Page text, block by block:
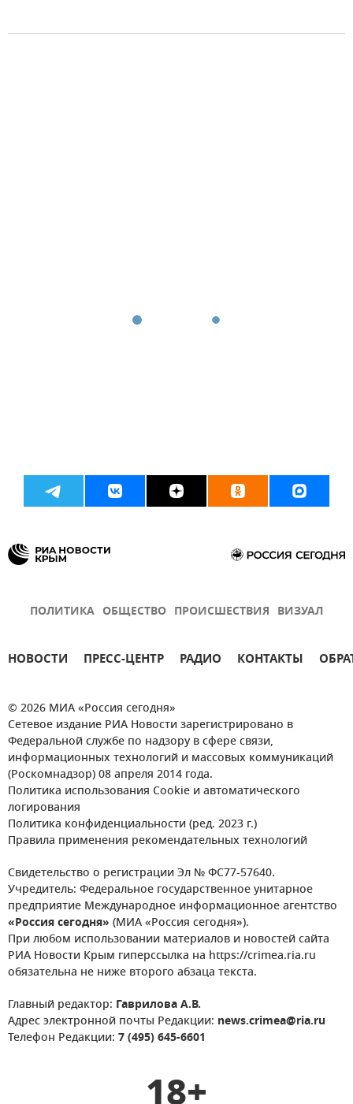
ПОЛИТИКА ОБЩЕСТВО ПРОИСШЕСТВИЯ ВИЗУАЛ
НОВОСТИ ПРЕСС-ЦЕНТР РАДИО КОНТАКТЫ
© 2026 МИА «Россия сегодня»
Сетевое издание РИА Новости зарегистрировано в
Федеральной службе по надзору в сфере связи,
информационных технологий и массовых коммуникаций
(Роскомнадзор) 08 апреля 2014 года.
Политика использования Cookie и автоматического
логирования
Политика конфиденциальности (ред. 2023 г.)
Правила применения рекомендательных технологий
Свидетельство о регистрации Эл № ФС77-57640.
Учредитель: Федеральное государственное унитарное
предприятие Международное информационное агентство
«Россия сегодня» (МИА «Россия сегодня»).
При любом использовании материалов и новостей сайта
РИА Новости Крым гиперссылка на https://crimea.ria.ru
обязательна не ниже второго абзаца текста.
Главный редактор: Гаврилова А.В.
Адрес электронной почты Редакции: news.crimea@ria.ru
Телефон Редакции: 7 (495) 645-6601